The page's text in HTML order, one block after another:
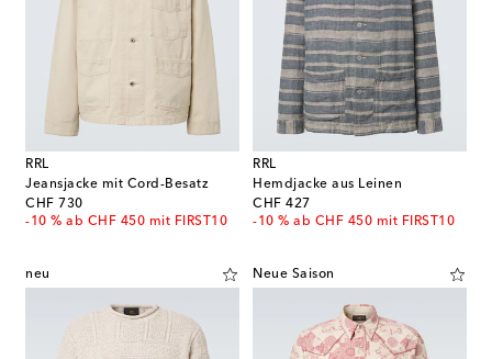
RRL
Jeansjacke mit Cord-Besatz
CHF 730
original price
-10 % ab CHF 450 mit FIRST10
RRL
Hemdjacke aus Leinen
CHF 427
original price
-10 % ab CHF 450 mit FIRST10
neu Neue Saison